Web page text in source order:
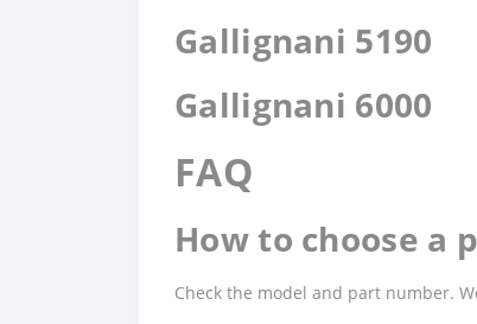
Gallignani 5190
Gallignani 6000
FAQ
How to choose a
Check the model and part number.